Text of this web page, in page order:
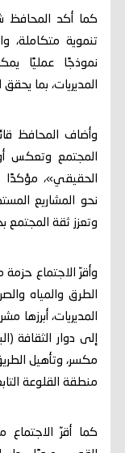
كما أكد المحافظ
تنموية متكاملة،
نموذجًا عمليًا
المديريات، بما
وأضاف المحافظ
المجتمع وتعكس
الحقيقي»، مؤكدًا
نحو المشاريع
وتعزز ثقة المجتمع
وأقرّ الاجتماع
الطرق والمياه
المديريات، أبرزها
إلى دوار الثقافة
مكسر، وتأهيل
منطقة القلوعة
كما أقرّ الاجتماع